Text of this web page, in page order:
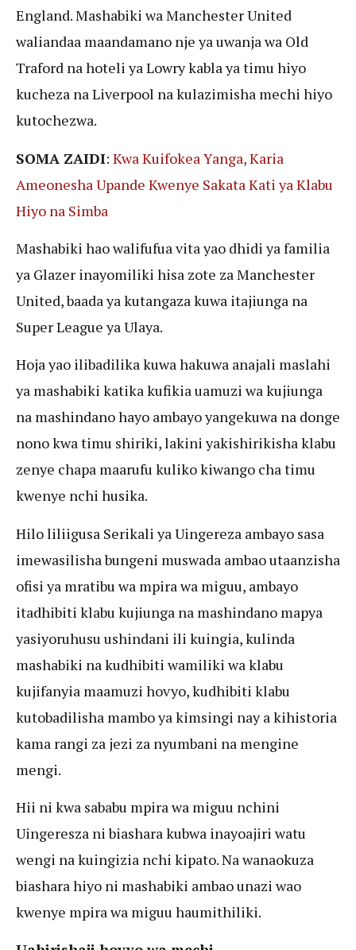
England. Mashabiki wa Manchester United
waliandaa maandamano nje ya uwanja wa Old
Traford na hoteli ya Lowry kabla ya timu hiyo
kucheza na Liverpool na kulazimisha mechi hiyo
kutochezwa.
SOMA ZAIDI: Kwa Kuifokea Yanga, Karia
Ameonesha Upande Kwenye Sakata Kati ya Klabu
Hiyo na Simba
Mashabiki hao walifufua vita yao dhidi ya familia
ya Glazer inayomiliki hisa zote za Manchester
United, baada ya kutangaza kuwa itajiunga na
Super League ya Ulaya.
Hoja yao ilibadilika kuwa hakuwa anajali maslahi
ya mashabiki katika kufikia uamuzi wa kujiunga
na mashindano hayo ambayo yangekuwa na donge
nono kwa timu shiriki, lakini yakishirikisha klabu
zenye chapa maarufu kuliko kiwango cha timu
kwenye nchi husika.
Hilo liliigusa Serikali ya Uingereza ambayo sasa
imewasilisha bungeni muswada ambao utaanzisha
ofisi ya mratibu wa mpira wa miguu, ambayo
itadhibiti klabu kujiunga na mashindano mapya
yasiyoruhusu ushindani ili kuingia, kulinda
mashabiki na kudhibiti wamiliki wa klabu
kujifanyia maamuzi hovyo, kudhibiti klabu
kutobadilisha mambo ya kimsingi nay a kihistoria
kama rangi za jezi za nyumbani na mengine
mengi.
Hii ni kwa sababu mpira wa miguu nchini
Uingeresza ni biashara kubwa inayoajiri watu
wengi na kuingizia nchi kipato. Na wanaokuza
biashara hiyo ni mashabiki ambao unazi wao
kwenye mpira wa miguu haumithiliki.